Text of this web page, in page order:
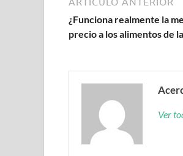
¿Funciona realmente la
precio a los alimentos de
Ver